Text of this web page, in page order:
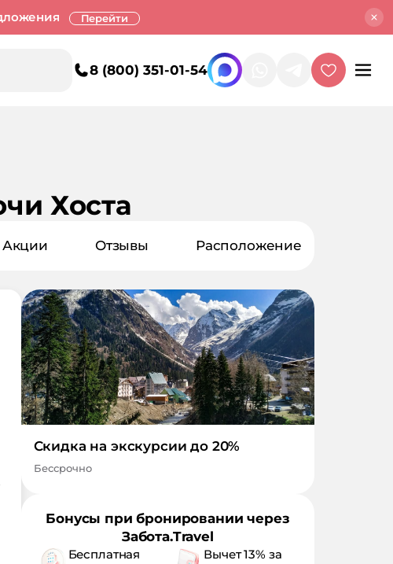
Перейти
8 (800) 351-01-54
Хоста
Акции Отзывы Расположение
Скидка на экскурсии до 20%
Бессрочно
Бонусы при бронировании через
Забота.Travel
Бесплатная
Вычет 13% за